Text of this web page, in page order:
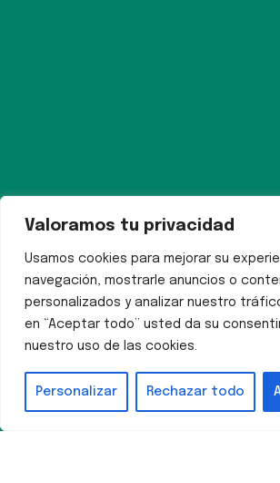
Valoramos tu privacidad
Usamos cookies para mejorar su
navegación, mostrarle anuncios o
personalizados y analizar nuestro
en “Aceptar todo” usted da su
nuestro uso de las cookies.
Personalizar Rechazar todo